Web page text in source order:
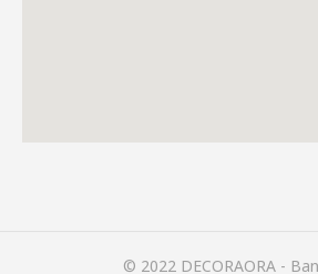
© 2022 DECORAORA -